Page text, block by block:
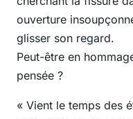
ouverture
glisser son regard.
Peut-être en
pensée ?
« Vient le temps des